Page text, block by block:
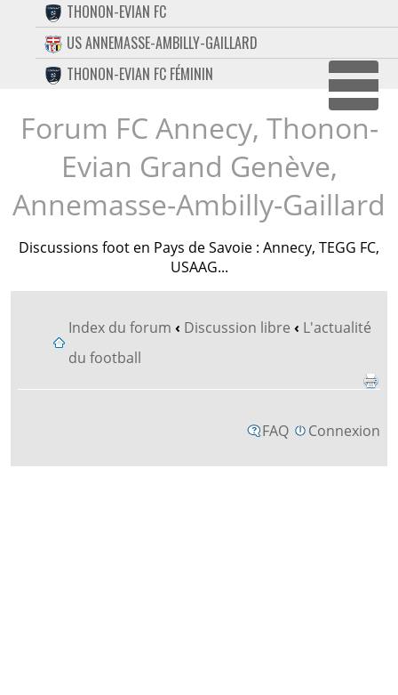
CONTACT
FACEBOOK
TWITTER
INSTAGRAM
THONON-EVIAN FC
US ANNEMASSE-AMBILLY-GAILLARD
THONON-EVIAN FC FÉMININ
Forum FC Annecy, Thonon-
Evian Grand Genève,
Annemasse-Ambilly-Gaillard
Discussions foot en Pays de Savoie : Annecy, TEGG FC,
USAAG...
Index du forum ‹ Discussion libre ‹ L'actualité
du football
FAQ Connexion